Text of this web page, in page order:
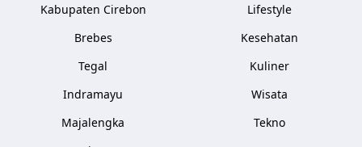
Kabupaten Cirebon
Brebes
Tegal
Indramayu
Majalengka
Lifestyle
Kesehatan
Kuliner
Wisata
Tekno